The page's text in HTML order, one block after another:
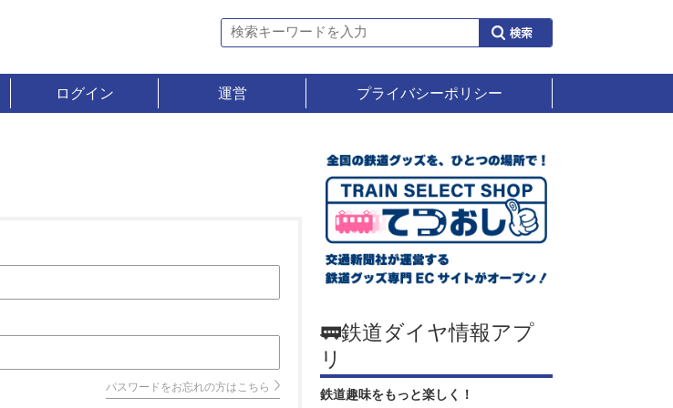
ログイン 運営 プライバシーポリシー
パスワードをお忘れの方はこちら
🚃鉄道ダイヤ情報アプ
リ
鉄道趣味をもっと楽しく！